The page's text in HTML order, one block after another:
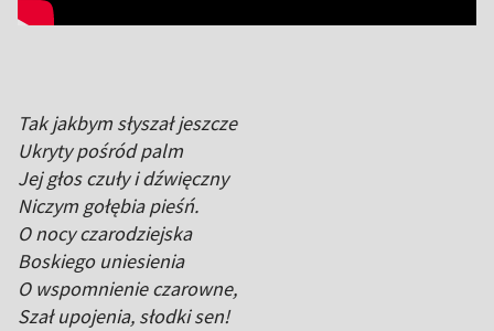
Tak jakbym słyszał jeszcze
Ukryty pośród palm
Jej głos czuły i dźwięczny
Niczym gołębia pieśń.
O nocy czarodziejska
Boskiego uniesienia
O wspomnienie czarowne,
Szał upojenia, słodki sen!